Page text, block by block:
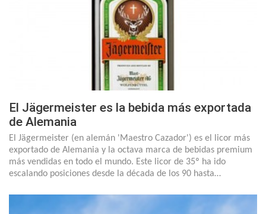
El Jägermeister es la bebida más exportada
de Alemania
El Jägermeister (en alemán 'Maestro Cazador') es el licor más
exportado de Alemania y la octava marca de bebidas premium
más vendidas en todo el mundo. Este licor de 35º ha ido
escalando posiciones desde la década de los 90 hasta…